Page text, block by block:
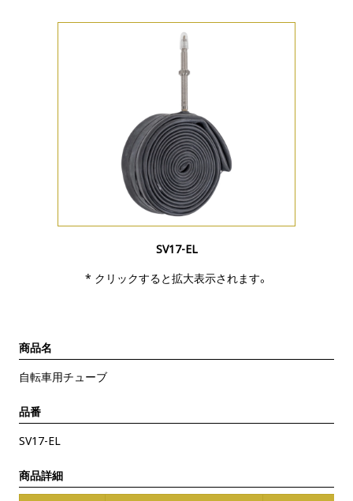
SV17-EL
* クリックすると拡大表示されます。
商品名
自転車用チューブ
品番
SV17-EL
商品詳細